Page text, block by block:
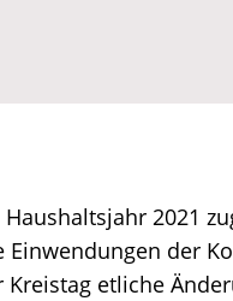
Haushaltsjahr 2021
der
etliche